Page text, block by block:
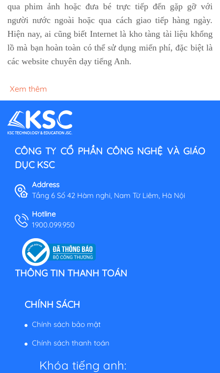
qua phim ảnh hoặc đưa bé trực tiếp đến gặp gỡ với
người nước ngoài hoặc qua cách giao tiếp hàng ngày.
Hiện nay, ai cũng biết Internet là kho tàng tài liệu khổng
lồ mà bạn hoàn toàn có thể sử dụng miến phí, đặc biệt là
các website chuyên dạy tiếng Anh.
Xem thêm
CÔNG TY CỔ PHẦN CÔNG NGHỆ VÀ GIÁO
DỤC KSC
Address
Tầng 6 Số 42 Hàm nghi, Nam Từ Liêm, Hà Nội
Hotline
1900.099.950
THÔNG TIN THANH TOÁN
CHÍNH SÁCH
Chính sách bảo mật
Chính sách thanh toán
Khóa tiếng anh: